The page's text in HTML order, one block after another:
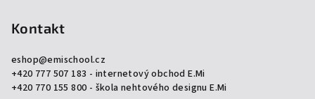
Kontakt
eshop@emischool.cz
+420 777 507 183 - internetový obchod E.Mi
+420 770 155 800 - škola nehtového designu E.Mi